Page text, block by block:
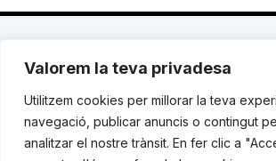
Valorem la teva privadesa
Utilitzem cookies per millorar la teva
navegació, publicar anuncis o contingut
analitzar el nostre trànsit. En fer clic a
C. Avinyó 44, 2n | 08002 Barcelona |
119 03 72|institut@idhc.org
© Institut de Drets Humans de